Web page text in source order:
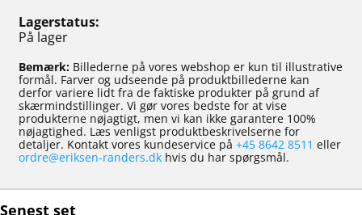
Lagerstatus
På lager
Bemærk: Billederne på vores webshop er kun til illustrative
formål. Farver og udseende på produktbillederne kan
derfor variere lidt fra de faktiske produkter på grund af
skærmindstillinger. Vi gør vores bedste for at vise
produkterne nøjagtigt, men vi kan ikke garantere 100%
nøjagtighed. Læs venligst produktbeskrivelserne for
detaljer. Kontakt vores kundeservice på +45 8642 8511 eller
ordre@eriksen-randers.dk hvis du har spørgsmål.
Senest set